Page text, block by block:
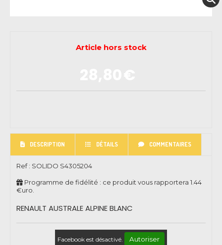
Article hors stock
DESCRIPTION DÉTAILS COMMENTAIRES
Ref : SOLIDO S4305204
Programme de fidélité : ce produit vous rapportera 1.44
€uro.
RENAULT AUSTRALE ALPINE BLANC
Facebook est désactivé. Autoriser